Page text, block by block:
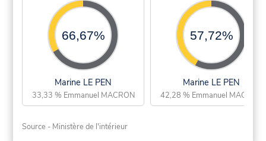
66,67%
Marine LE PEN
33,33 % Emmanuel MACRON
57,72%
Marine LE PEN
42,28 % Emmanuel MACRON
Source - Ministère de l'intérieur